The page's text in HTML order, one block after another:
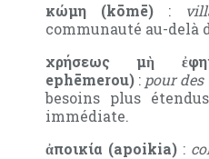
κώμη (kōmē) :
communauté au-delà
χρήσεως μὴ
ephēmerou) : pour
besoins plus
immédiate.
ἀποικία (apoikia):